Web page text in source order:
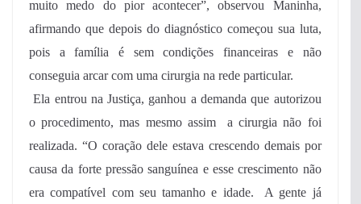
muito medo do pior acontecer”, observou Maninha,
afirmando que depois do diagnóstico começou sua luta,
pois a família é sem condições financeiras e não
conseguia arcar com uma cirurgia na rede particular.
Ela entrou na Justiça, ganhou a demanda que autorizou
o procedimento, mas mesmo assim a cirurgia não foi
realizada. “O coração dele estava crescendo demais por
causa da forte pressão sanguínea e esse crescimento não
era compatível com seu tamanho e idade. A gente já